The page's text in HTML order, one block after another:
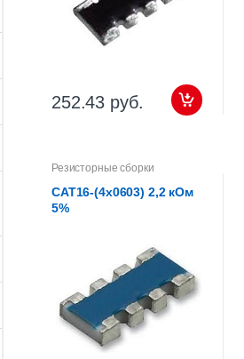
252.43 руб.
Резисторные сборки
CAT16-(4х0603) 2,2 кОм
5%